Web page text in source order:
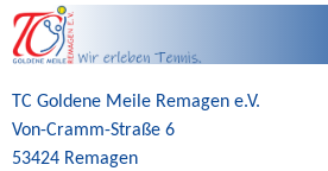
TC Goldene Meile Remagen e.V.
Von-Cramm-Straße 6
53424 Remagen